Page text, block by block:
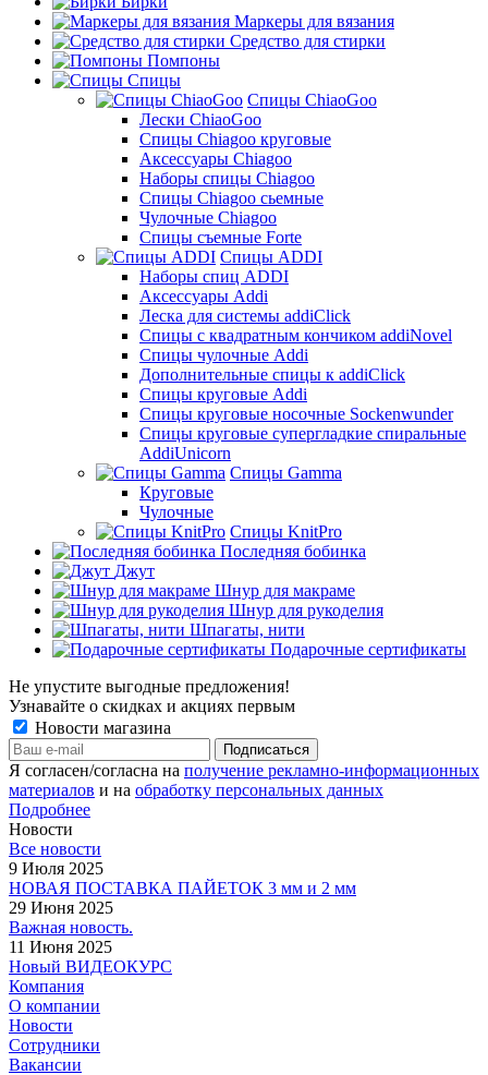
Маркеры для вязания
Средство для стирки
Помпоны
Спицы
Спицы ChiaoGoo
Лески ChiaoGoo
Cпицы Сhiagoo круговые
Аксессуары Chiagoo
Наборы спицы Chiagoo
Спицы Chiagoo сьемные
Чулочные Chiagoo
Спицы съемные Forte
Спицы ADDI
Наборы спиц ADDI
Аксессуары Addi
Леска для системы addiClick
Спицы с квадратным кончиком addiNovel
Спицы чулочные Addi
Дополнительные спицы к addiClick
Спицы круговые Addi
Спицы круговые носочные Sockenwunder
Спицы круговые супергладкие спиральные
AddiUnicorn
Спицы Gamma
Круговые
Чулочные
Спицы KnitPro
Последняя бобинка
Джут
Шнур для макраме
Шнур для рукоделия
Шпагаты, нити
Подарочные сертификаты
Не упустите выгодные предложения!
Узнавайте о скидках и акциях первым
Новости магазина
Я согласен/согласна на получение рекламно-информационных
материалов и на обработку персональных данных
Подробнее
Новости
Все новости
9 Июля 2025
НОВАЯ ПОСТАВКА ПАЙЕТОК 3 мм и 2 мм
29 Июня 2025
Важная новость.
11 Июня 2025
Новый ВИДЕОКУРС
Компания
О компании
Новости
Сотрудники
Вакансии